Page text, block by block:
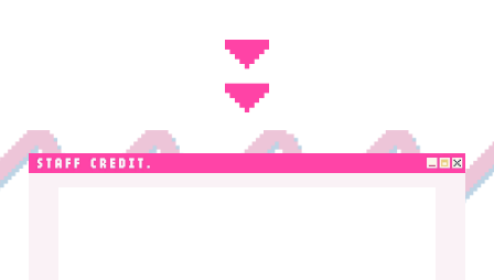
（水の中/土の中/覗き込む必要のある場所/立ち入り禁止の場
あらかじめ天候を確認し、夜間、台風や警報が出ているなどの
は絶対に行わないでください。
イベント実施中の事故やケガ、器物破損などで発生した損害
https://www.gamers.co.jp/shop/detail.php?id=4
※お問い合わせの内容によっては、お時間を頂戴する場合やお
返事を差し上げられない場合がございます。